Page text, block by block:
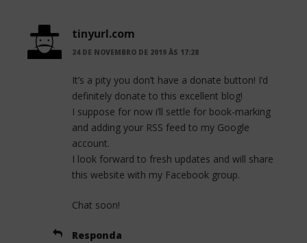
tinyurl.com
24 DE NOVEMBRO DE 2019 ÀS 17:28
It’s a pity you don’t have a donate button! I’d
definitely donate to this excellent blog!
I suppose for now i’ll settle for book-marking
and adding your RSS feed to my Google
account.
I look forward to fresh updates and will share
this website with my Facebook group.
Chat soon!
Responda